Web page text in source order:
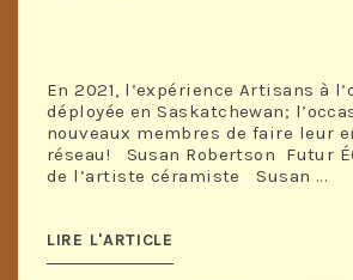
En 2021, l’expérience Artisans à
déployée en Saskatchewan;
nouveaux membres de faire leur
réseau! Susan Robertson Futur
de l’artiste céramiste Susan ...
LIRE L'ARTICLE